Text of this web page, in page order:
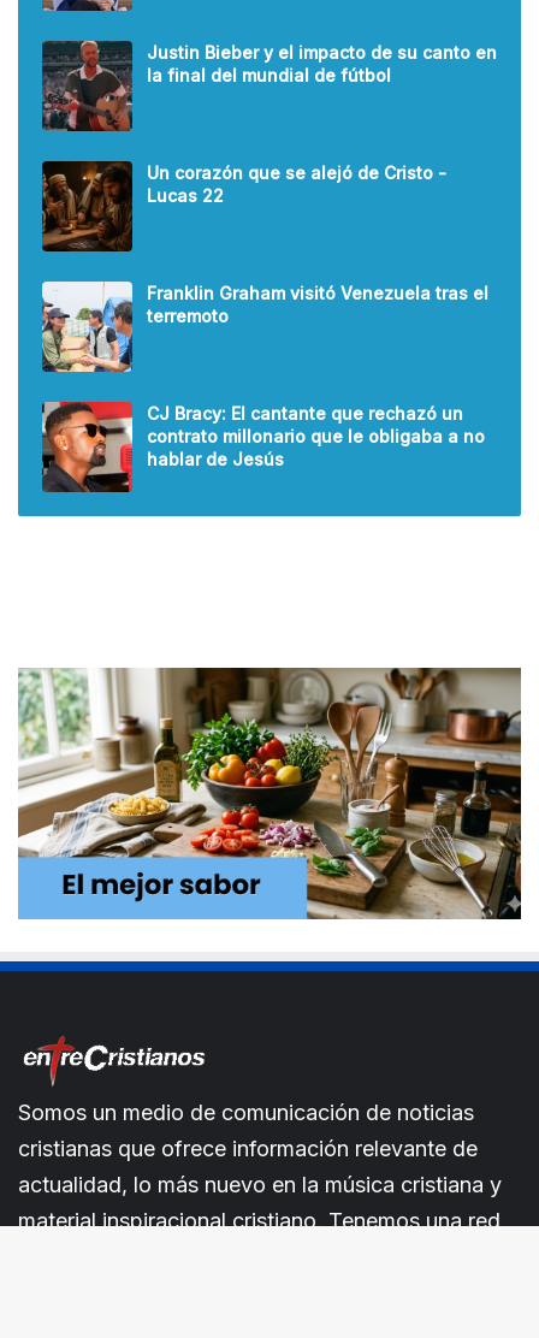
Justin Bieber y el impacto de su canto en
la final del mundial de fútbol
Un corazón que se alejó de Cristo -
Lucas 22
Franklin Graham visitó Venezuela tras el
terremoto
CJ Bracy: El cantante que rechazó un
contrato millonario que le obligaba a no
hablar de Jesús
Somos un medio de comunicación de noticias
cristianas que ofrece información relevante de
actualidad, lo más nuevo en la música cristiana y
material inspiracional cristiano. Tenemos una red